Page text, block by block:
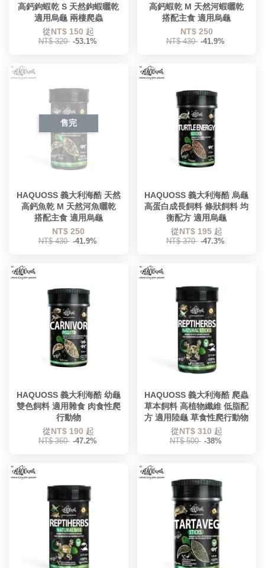
高鈣鉤蝦乾 S 天然鉤蝦曬乾
適用烏龜 兩棲爬蟲
從NT$ 150 起
NT$ 320 -53.1%
高鈣蝦乾 M 天然河蝦曬乾
搭配主食 適用烏龜
NT$ 250
NT$ 430 -41.9%
售完
HAQUOSS 義大利海酷 天然
高鈣魚乾 M 天然河魚曬乾
搭配主食 適用烏龜
NT$ 250
NT$ 430 -41.9%
HAQUOSS 義大利海酷 烏龜
高蛋白成長飼料 條狀飼料 均
衡配方 適用烏龜
從NT$ 195 起
NT$ 370 -47.3%
HAQUOSS 義大利海酷 幼龜
雙色飼料 適用雜食 肉食性爬
行動物
從NT$ 190 起
NT$ 360 -47.2%
HAQUOSS 義大利海酷 爬蟲
草本飼料 高植物纖維 低脂配
方 適用陸龜 草食性爬行動物
從NT$ 310 起
NT$ 500 -38%